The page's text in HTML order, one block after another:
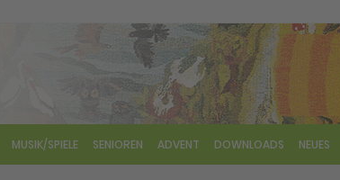
MUSIK/SPIELE SENIOREN ADVENT DOWNLOADS NEUES